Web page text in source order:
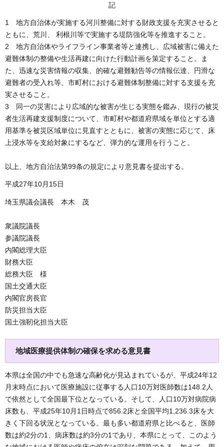
記
1 地方自治体が実施する河川整備に対する財政支援を充実させると
ともに、荒川、 利根川等で実施する堤防強化等を推進すること。
2 地方自治体やライフライン事業者等と連携し、広域被害に備えた
避難体制の整備や生活再建に向けた行動計画を策定すること。ま
た、迅速な災害情報の収集、的確な避難勧告等の情報伝達、円滑な
避難者の受入れ等、市町村における避難体制整備に対する支援を充
実させること。
3 同一の災害により広域的な被害が生じる実態を鑑み、現行の被災
者生活再建支援制度について、市町村や都道府県域を単位とする適
用基準を被災区域単位に見直すとともに、被害の実態に応じて、床
上浸水等を支給対象にするなど、弾力的な運用を行うこと。
以上、地方自治法第99条の規定により意見書を提出する。
平成27年10月15日
埼玉県議会議長 本木 茂
衆議院議長
参議院議長
内閣総理大臣
財務大臣
総務大臣 様
国土交通大臣
内閣官房長官
防災担当大臣
国土強靭化担当大臣
地域医療提供体制の確保を求める意見書
本県は全国の中でも急速な高齢化が見込まれているが、平成24年12
月末時点において医療施設に従事する人口10万対医師数は148.2人
で依然として全国最下位となっている。そして、人口10万対病院病
床数も、平成25年10月1日時点で856.2床と全国平均1,236.3床を大
きく下回る状況となっている。最も多い都道府県と比べると、医師
数は約2分の1、病床数は約3分の1であり、本県にとって、このよう